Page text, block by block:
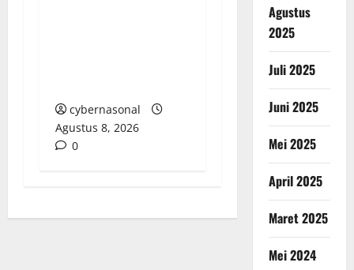
cybernasonal
Agustus 8, 2026
0
Agustus
2025
Juli 2025
Juni 2025
Mei 2025
April 2025
Maret 2025
Mei 2024